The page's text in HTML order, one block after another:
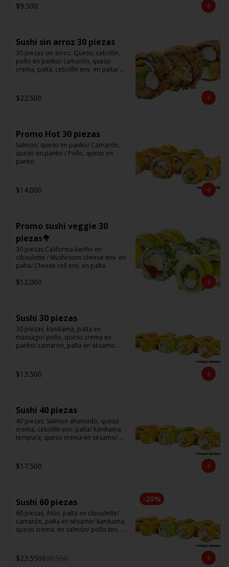
$9.500
Sushi sin arroz 30 piezas
30 piezas sin arroz. Queso, cebollín,
pollo en panko/ camarón, queso
crema, palta, cebollín env. en palta/
(Foto referencial)
$22.500
Promo Hot 30 piezas
Salmon, queso en panko/ Camarón,
queso en panko / Pollo, queso en
panko.
$14.000
Promo sushi veggie 30
piezas🥦
30 piezas California kariño en
ciboulette / Mushroom cheese env. en
palta/ Cheese roll env. en palta.
$12.000
Sushi 30 piezas
30 piezas, kanikama, palta en
massago/ pollo, queso crema en
panko/ camarón, palta en sésamo.
$13.500
Sushi 40 piezas
40 piezas. Salmon ahumado, queso
crema, cebollín env. palta/ kanikama
tempura, queso crema en sésamo/
$17.500
-23%
Sushi 60 piezas
60 piezas. Atún, palta en ciboulette/
camarón, palta en sésamo/ kanikama,
queso crema, en salmón/ pollo teri,
panko/ camarón, queso crema, en
panko.
$23.550$30.550